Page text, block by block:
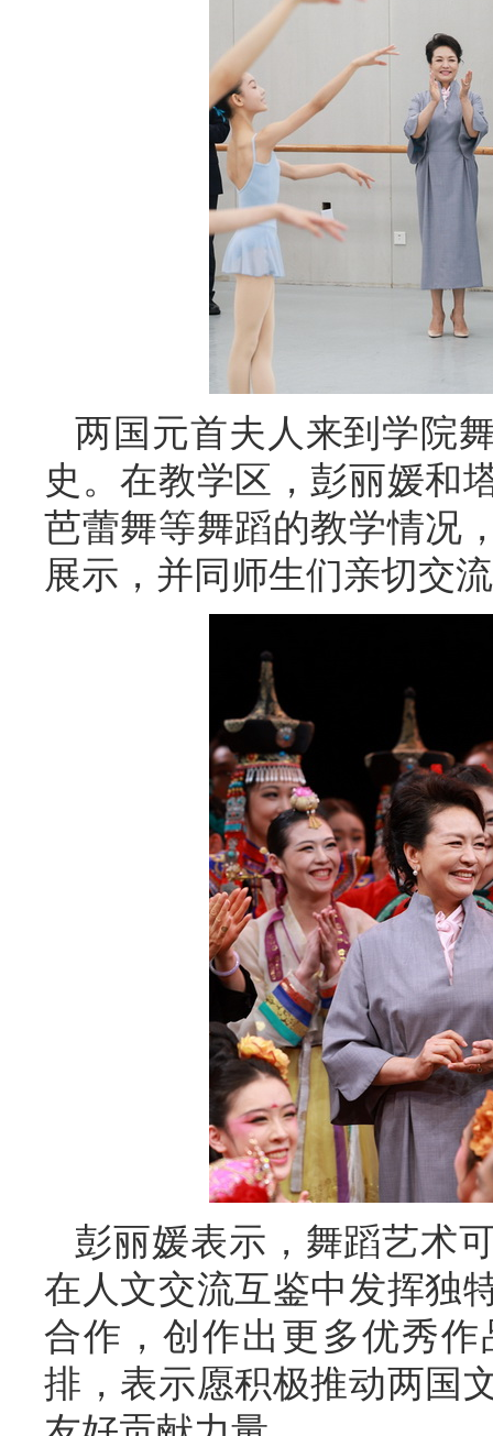
两国元首夫人来到学院
史。在教学区，彭丽媛和
芭蕾舞等舞蹈的教学情况
展示，并同师生们亲切交
彭丽媛表示，舞蹈艺术
在人文交流互鉴中发挥独
合作，创作出更多优秀
排，表示愿积极推动两国